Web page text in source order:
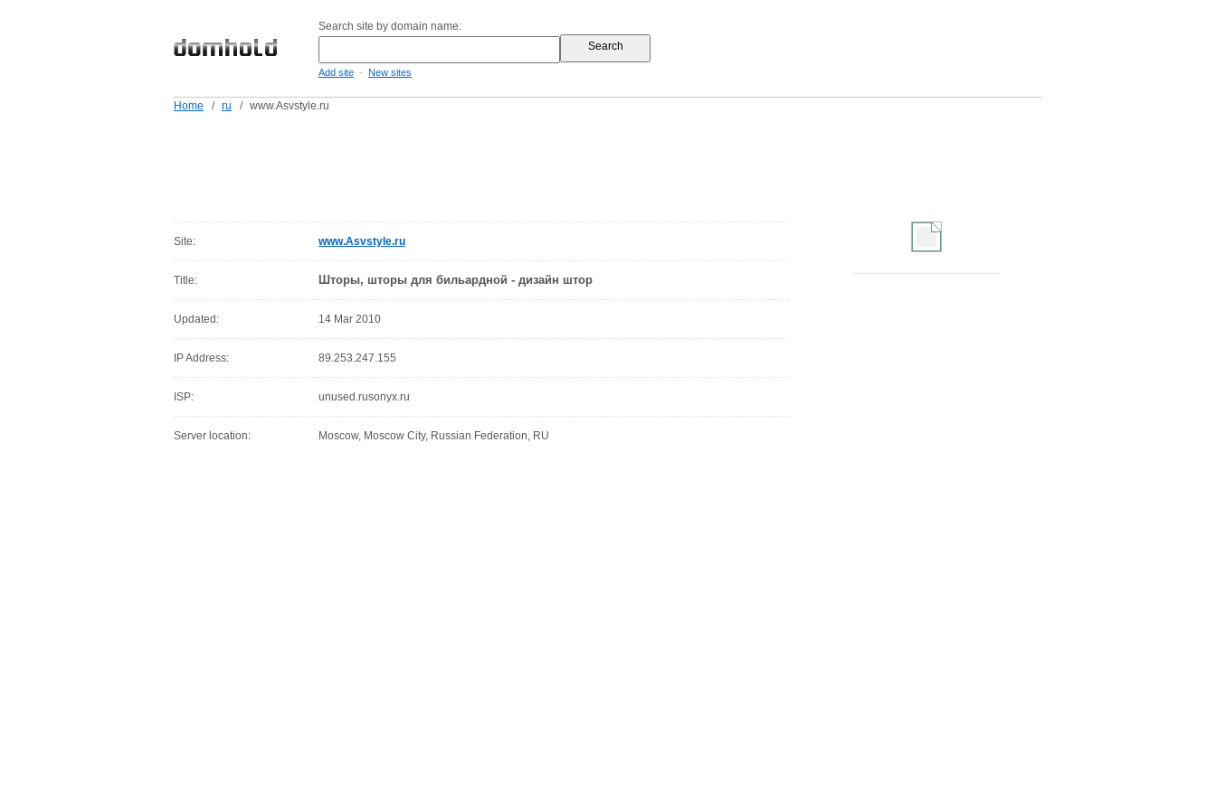
Search site by domain name:
Add site - New sites
Home / ru / www.Asvstyle.ru
Site: www.Asvstyle.ru
Title: Шторы, шторы для бильардной - дизайн штор
Updated: 14 Mar 2010
IP Address: 89.253.247.155
ISP: unused.rusonyx.ru
Server location: Moscow, Moscow City, Russian Federation, RU